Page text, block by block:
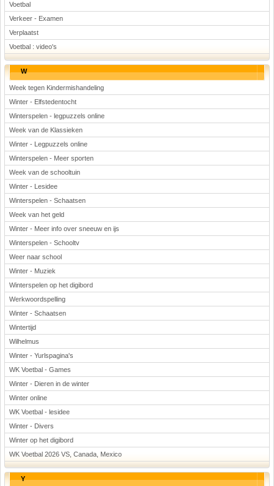
Voetbal
Verkeer - Examen
Verplaatst
Voetbal : video's
W
Week tegen Kindermishandeling
Winter - Elfstedentocht
Winterspelen - legpuzzels online
Week van de Klassieken
Winter - Legpuzzels online
Winterspelen - Meer sporten
Week van de schooltuin
Winter - Lesidee
Winterspelen - Schaatsen
Week van het geld
Winter - Meer info over sneeuw en ijs
Winterspelen - Schooltv
Weer naar school
Winter - Muziek
Winterspelen op het digibord
Werkwoordspelling
Winter - Schaatsen
Wintertijd
Wilhelmus
Winter - Yurlspagina's
WK Voetbal - Games
Winter - Dieren in de winter
Winter online
WK Voetbal - lesidee
Winter - Divers
Winter op het digibord
WK Voetbal 2026 VS, Canada, Mexico
Y